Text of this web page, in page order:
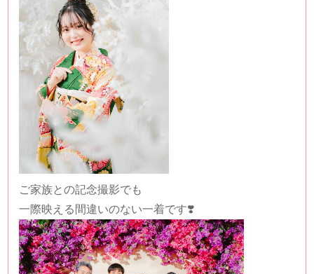
ご家族との記念撮影でも
一際映える間違いのない一着です❣️